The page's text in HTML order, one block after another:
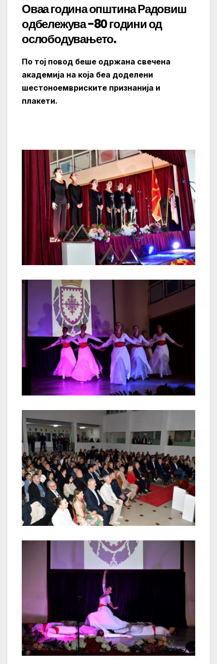
Оваа година општина Радовиш
одбележува -80 години од
ослободувањето.
По тој повод беше одржана свечена
академија на која беа доделени
шестоноемвриските признанија и
плакети.